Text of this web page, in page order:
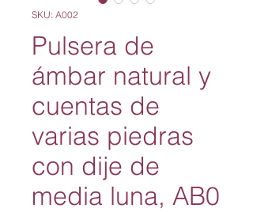
SKU: A002
Pulsera de
ámbar natural y
cuentas de
varias piedras
con dije de
media luna, AB0